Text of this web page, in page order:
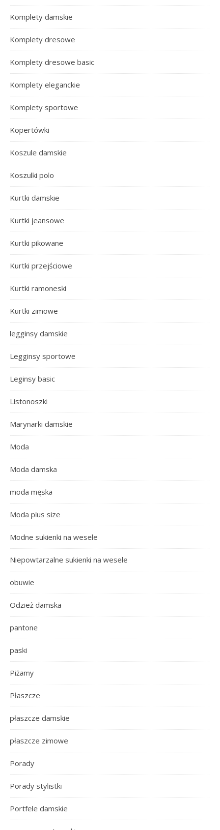
Komplety damskie
Komplety dresowe
Komplety dresowe basic
Komplety eleganckie
Komplety sportowe
Kopertówki
Koszule damskie
Koszulki polo
Kurtki damskie
Kurtki jeansowe
Kurtki pikowane
Kurtki przejściowe
Kurtki ramoneski
Kurtki zimowe
legginsy damskie
Legginsy sportowe
Leginsy basic
Listonoszki
Marynarki damskie
Moda
Moda damska
moda męska
Moda plus size
Modne sukienki na wesele
Niepowtarzalne sukienki na wesele
obuwie
Odzież damska
pantone
paski
Piżamy
Płaszcze
płaszcze damskie
płaszcze zimowe
Porady
Porady stylistki
Portfele damskie